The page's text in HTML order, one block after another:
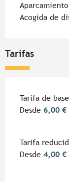
Acogida de
Tarifas
Tarifa de
Desde 6,00 €
Tarifa
Desde 4,00 €